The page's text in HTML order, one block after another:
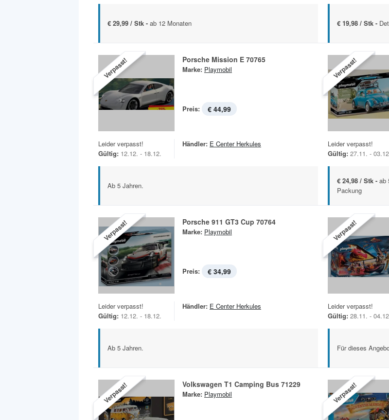
€ 29,99 / Stk - ab 12 Monaten € 19,98 / Stk -
Verpasst! Porsche Mission E 70765
Marke: Playmobil
Preis: € 44,99
Leider verpasst!
Gültig: 12.12. - 18.12.
Händler: E Center Herkules
Ab 5 Jahren.
Verpasst!
Leider verpasst!
Gültig: 27.11. -
€ 24,98 / Stk - ab
Packung
Verpasst! Porsche 911 GT3 Cup 70764
Marke: Playmobil
Preis: € 34,99
Leider verpasst!
Gültig: 12.12. - 18.12.
Händler: E Center Herkules
Ab 5 Jahren.
Verpasst!
Leider verpasst!
Gültig: 28.11. -
Für dieses
Verpasst! Volkswagen T1 Camping Bus 71229
Marke: Playmobil Verpasst!